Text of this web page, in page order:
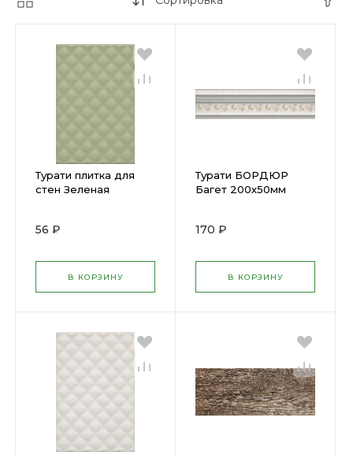
Турати плитка для
стен Зеленая
(20) 8336
56 ₽
В КОРЗИНУ
Турати БОРДЮР
Багет 200х50мм
170 ₽
В КОРЗИНУ